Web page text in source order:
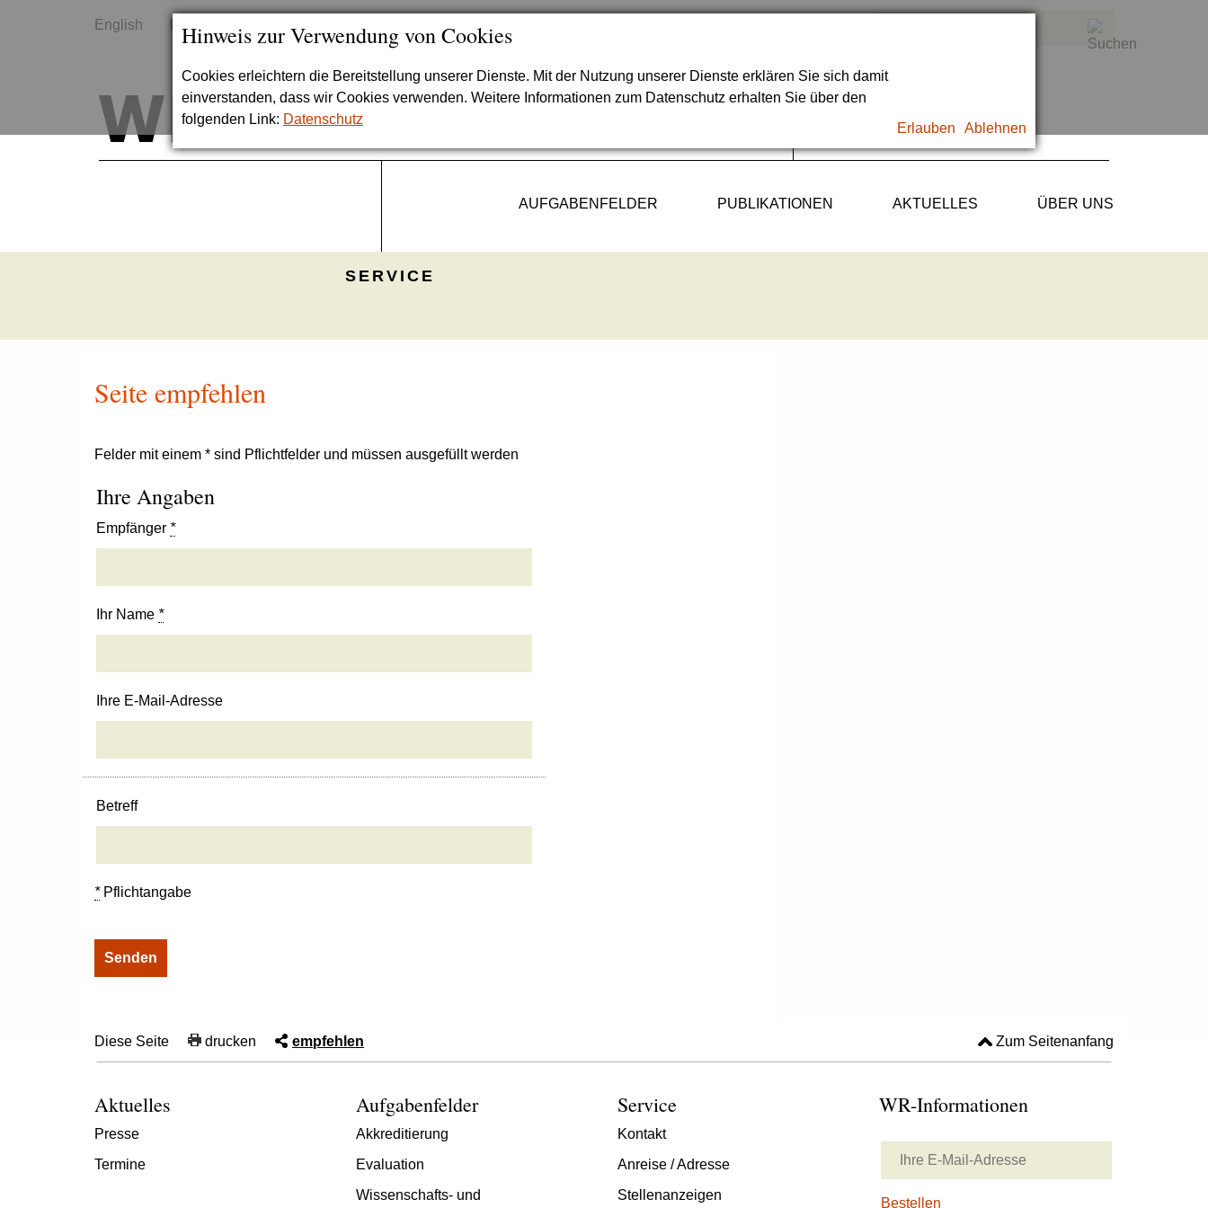
Hinweis zur Verwendung von Cookies
Cookies erleichtern die Bereitstellung unserer Dienste. Mit der Nutzung unserer Dienste erklären Sie sich damit
einverstanden, dass wir Cookies verwenden. Weitere Informationen zum Datenschutz erhalten Sie über den
folgenden Link: Datenschutz
Erlauben Ablehnen
English
AUFGABENFELDER PUBLIKATIONEN AKTUELLES ÜBER UNS
SERVICE
Seite empfehlen
Felder mit einem * sind Pflichtfelder und müssen ausgefüllt werden
Ihre Angaben
Empfänger *
Ihr Name *
Ihre E-Mail-Adresse
Betreff
*Pflichtangabe
Diese Seite drucken empfehlen Zum Seitenanfang
Aktuelles
Presse
Termine
Aufgabenfelder
Akkreditierung
Evaluation
Wissenschafts- und
Service
Kontakt
Anreise / Adresse
Stellenanzeigen
WR-Informationen